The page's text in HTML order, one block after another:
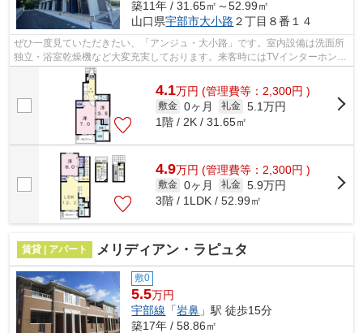
築11年 / 31.65㎡～52.99㎡
山口県宇部市大小路 ２丁目８番１４
ぜひ一度見ていただきたい、「アンジュ・大小路」です。室内設備は洗面所
独立・浴室乾燥機など大変充実しております。来客時にはTVインターホンで
訪問者の顔を確認することができるの...
4.1万円 (管理費等：2,300円 )
敷金 0ヶ月 礼金 5.1万円
1階 / 2K / 31.65㎡
4.9万円 (管理費等：2,300円 )
敷金 0ヶ月 礼金 5.9万円
3階 / 1LDK / 52.99㎡
賃貸 | アパート メリディアン・ラピュタ
敷0
5.5万円
宇部線 「岩鼻 」駅 徒歩15分
築17年 / 58.86㎡